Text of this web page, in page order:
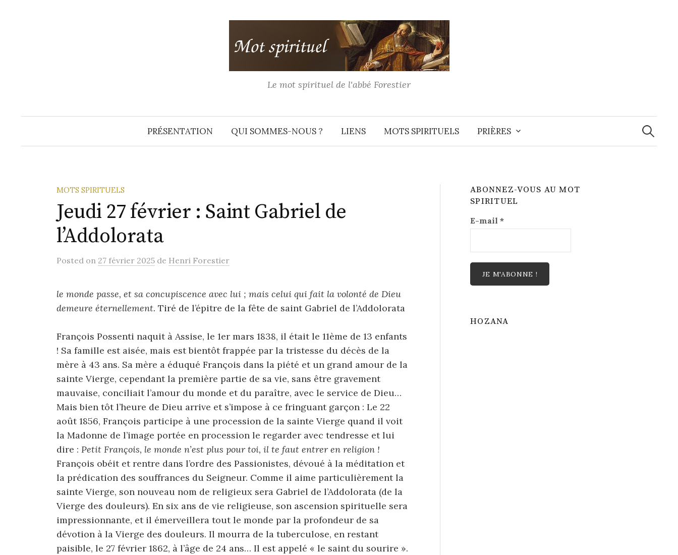
Le mot spirituel de l'abbé Forestier
PRÉSENTATION QUI SOMMES-NOUS ? LIENS MOTS SPIRITUELS PRIÈRES
MOTS SPIRITUELS
Jeudi 27 février : Saint Gabriel de
l’Addolorata
Posted on 27 février 2025 de Henri Forestier
le monde passe, et sa concupiscence avec lui ; mais celui qui fait la volonté de Dieu
demeure éternellement. Tiré de l’épitre de la fête de saint Gabriel de l’Addolorata
François Possenti naquit à Assise, le 1er mars 1838, il était le 11ème de 13 enfants
! Sa famille est aisée, mais est bientôt frappée par la tristesse du décès de la
mère à 43 ans. Sa mère a éduqué François dans la piété et un grand amour de la
sainte Vierge, cependant la première partie de sa vie, sans être gravement
mauvaise, conciliait l’amour du monde et du paraître, avec le service de Dieu…
Mais bien tôt l’heure de Dieu arrive et s’impose à ce fringuant garçon : Le 22
août 1856, François participe à une procession de la sainte Vierge quand il voit
la Madonne de l’image portée en procession le regarder avec tendresse et lui
dire : Petit François, le monde n’est plus pour toi, il te faut entrer en religion !
François obéit et rentre dans l’ordre des Passionistes, dévoué à la méditation et
la prédication des souffrances du Seigneur. Comme il aime particulièrement la
sainte Vierge, son nouveau nom de religieux sera Gabriel de l’Addolorata (de la
Vierge des douleurs). En six ans de vie religieuse, son ascension spirituelle sera
impressionnante, et il émerveillera tout le monde par la profondeur de sa
dévotion à la Vierge des douleurs. Il mourra de la tuberculose, en restant
paisible, le 27 février 1862, à l’âge de 24 ans… Il est appelé « le saint du sourire ».
ABONNEZ-VOUS AU MOT
SPIRITUEL
E-mail*
HOZANA